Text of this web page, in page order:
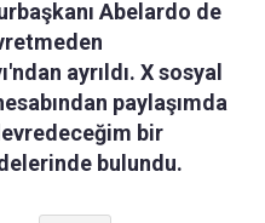
Abelardo de
ayrıldı. X sosyal
paylaşımda
bir
bulundu.